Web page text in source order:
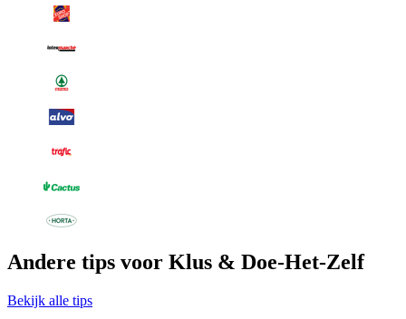
Andere tips voor Klus & Doe-Het-Zelf
Bekijk alle tips